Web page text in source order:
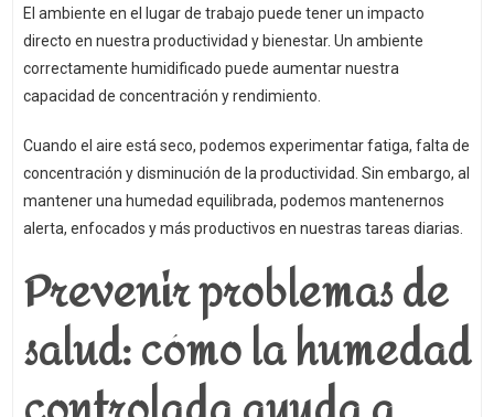
El ambiente en el lugar de trabajo puede tener un impacto
directo en nuestra productividad y bienestar. Un ambiente
correctamente humidificado puede aumentar nuestra
capacidad de concentración y rendimiento.
Cuando el aire está seco, podemos experimentar fatiga, falta de
concentración y disminución de la productividad. Sin embargo, al
mantener una humedad equilibrada, podemos mantenernos
alerta, enfocados y más productivos en nuestras tareas diarias.
Prevenir problemas de
salud: cómo la humedad